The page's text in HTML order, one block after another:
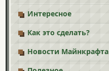
Интересное
Как это сделать?
Новости Майнкрафта